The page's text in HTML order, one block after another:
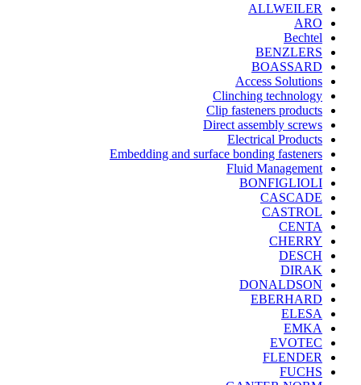
ALLWEILER
ARO
Bechtel
BENZLERS
BOASSARD
Access Solutions
Clinching technology
Clip fasteners products
Direct assembly screws
Electrical Products
Embedding and surface bonding fasteners
Fluid Management
BONFIGLIOLI
CASCADE
CASTROL
CENTA
CHERRY
DESCH
DIRAK
DONALDSON
EBERHARD
ELESA
EMKA
EVOTEC
FLENDER
FUCHS